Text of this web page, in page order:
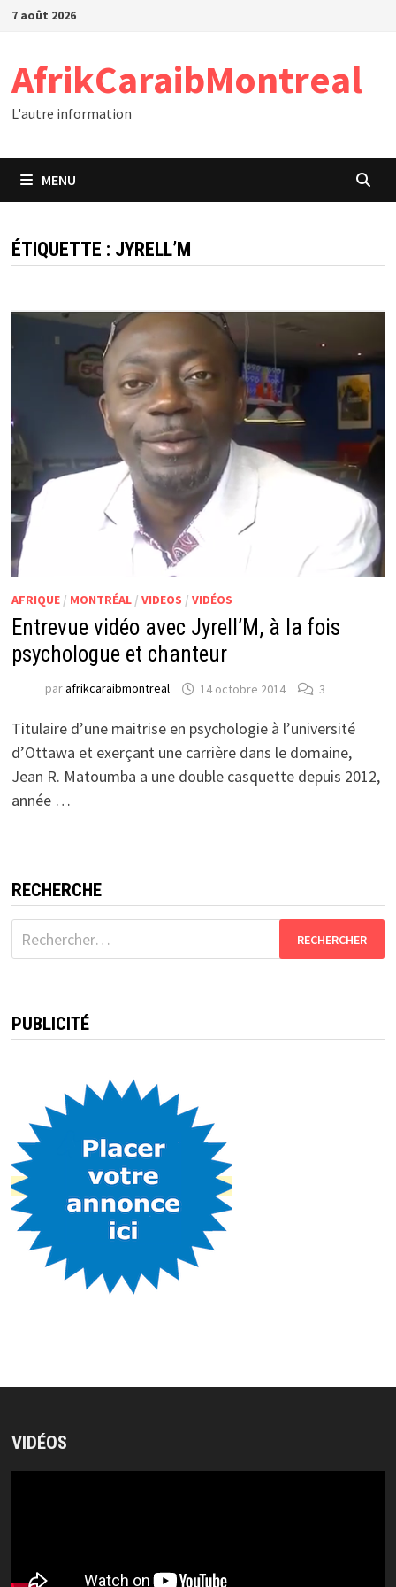
Passer
7 août 2026
AfrikCaraibMontreal
L'autre information
MENU
ÉTIQUETTE : JYRELL’M
AFRIQUE/ MONTRÉAL/ VIDEOS / VIDÉOS
Entrevue vidéo avec Jyrell’M, à la fois
psychologue et chanteur
parafrikcaraibmontreal 14 octobre 2014 3
Titulaire d’une maitrise en psychologie à l’université
d’Ottawa et exerçant une carrière dans le domaine,
Jean R. Matoumba a une double casquette depuis 2012,
année …
RECHERCHE
Rechercher :
PUBLICITÉ
VIDÉOS